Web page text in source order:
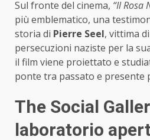
Sul fronte del cinema, “Il Rosa
più emblematico, una
storia di Pierre Seel, vittima
persecuzioni naziste per la
il film viene proiettato e
ponte tra passato e presente
The Social
laboratorio